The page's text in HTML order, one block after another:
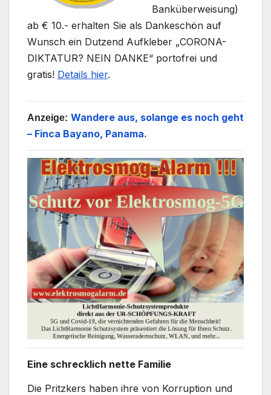
Banküberweisung)
ab € 10.- erhalten Sie als Dankeschön auf
Wunsch ein Dutzend Aufkleber „CORONA-
DIKTATUR? NEIN DANKE“ portofrei und
gratis! Details hier.
Anzeige: Wandere aus, solange es noch geht
– Finca Bayano, Panama.
Eine schrecklich nette Familie
Die Pritzkers haben ihre von Korruption und